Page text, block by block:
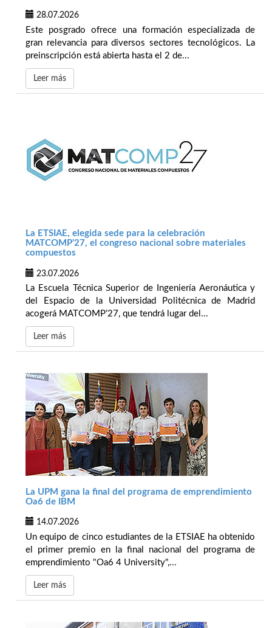
28.07.2026
Este posgrado ofrece una formación especializada de
gran relevancia para diversos sectores tecnológicos. La
preinscripción está abierta hasta el 2 de...
Leer más
La ETSIAE, elegida sede para la celebración
MATCOMP’27, el congreso nacional sobre materiales
compuestos
23.07.2026
La Escuela Técnica Superior de Ingeniería Aeronáutica y
del Espacio de la Universidad Politécnica de Madrid
acogerá MATCOMP’27, que tendrá lugar del...
Leer más
La UPM gana la final del programa de emprendimiento
Oa6 de IBM
14.07.2026
Un equipo de cinco estudiantes de la ETSIAE ha obtenido
el primer premio en la final nacional del programa de
emprendimiento "Oa6 4 University",...
Leer más